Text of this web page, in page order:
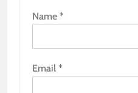
Name *
Email *